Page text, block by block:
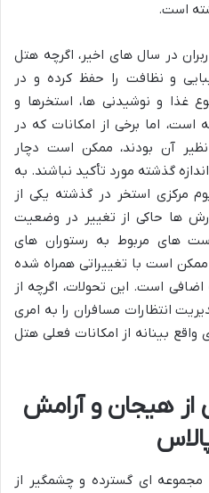
است.
در سال های اخیر، اگرچه هتل
و نظافت را حفظ کرده و در
غذا و نوشیدنی ها، استخرها و
است، اما برخی از امکانات که در
آن بودند، ممکن است دچار
گذشته مورد تأکید نباشند. به
مرکزی استخر در گذشته یکی از
ها حاکی از تغییر در وضعیت
های مربوط به رستوران های
ممکن است با تغییراتی همراه شده
است. این تحولات، اگرچه از
انتظارات مسافران را به امری
بینانه از امکانات فعلی هتل
از هیجان و آرامش
مجموعه ای گسترده و چشمگیر از